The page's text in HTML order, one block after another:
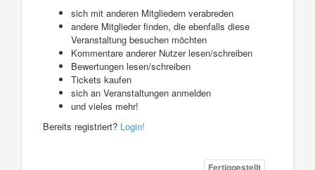
sich mit anderen Mitgliedern verabreden
andere Mitglieder finden, die ebenfalls diese
Veranstaltung besuchen möchten
Kommentare anderer Nutzer lesen/schreiben
Bewertungen lesen/schreiben
Tickets kaufen
sich an Veranstaltungen anmelden
und vieles mehr!
Bereits registriert? Login!
Fertiggestellt